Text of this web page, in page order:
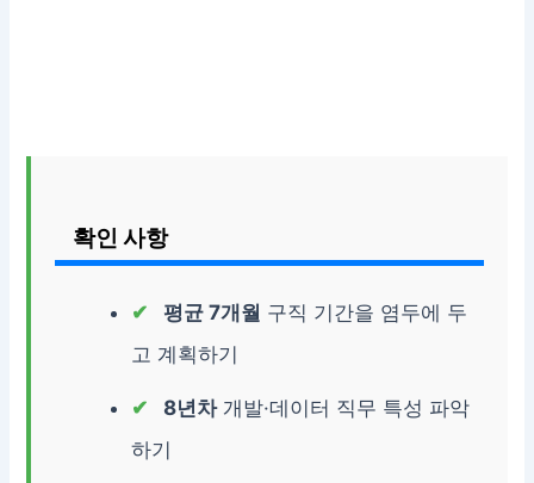
확인 사항
평균 7개월 구직 기간을 염두에 두
고 계획하기
8년차개발·데이터 직무 특성 파악
하기